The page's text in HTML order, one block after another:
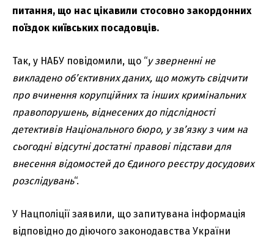
питання, що нас цікавили стосовно закордонних
поїздок київських посадовців.
Так, у НАБУ повідомили, що “у зверненні не
викладено обʼєктивних даних, що можуть свідчити
про вчинення корупційних та інших кримінальних
правопорушень, віднесених до підслідності
детективів Національного бюро, у звʼязку з чим на
сьогодні відсутні достатні правові підстави для
внесення відомостей до Єдиного реєстру досудових
розслідувань“.
У Нацполіції заявили, що запитувана інформація
відповідно до діючого законодавства України